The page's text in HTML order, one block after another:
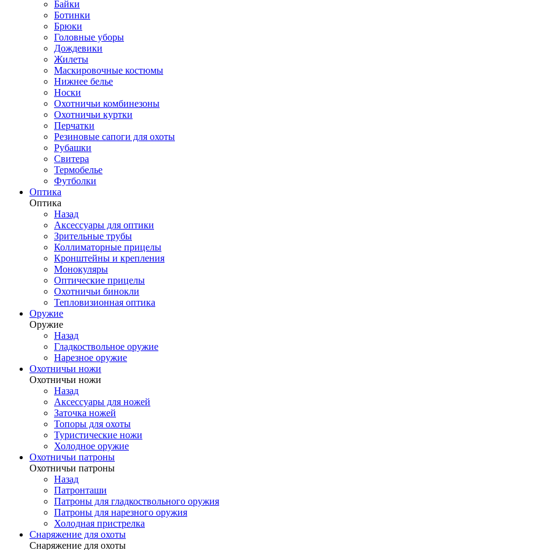
Байки
Ботинки
Брюки
Головные уборы
Дождевики
Жилеты
Маскировочные костюмы
Нижнее белье
Носки
Охотничьи комбинезоны
Охотничьи куртки
Перчатки
Резиновые сапоги для охоты
Рубашки
Свитера
Термобелье
Футболки
Оптика
Оптика
Назад
Аксессуары для оптики
Зрительные трубы
Коллиматорные прицелы
Кронштейны и крепления
Монокуляры
Оптические прицелы
Охотничьи бинокли
Тепловизионная оптика
Оружие
Оружие
Назад
Гладкоствольное оружие
Нарезное оружие
Охотничьи ножи
Охотничьи ножи
Назад
Аксессуары для ножей
Заточка ножей
Топоры для охоты
Туристические ножи
Холодное оружие
Охотничьи патроны
Охотничьи патроны
Назад
Патронташи
Патроны для гладкоствольного оружия
Патроны для нарезного оружия
Холодная пристрелка
Снаряжение для охоты
Снаряжение для охоты